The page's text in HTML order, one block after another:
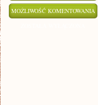
MOŻLIWOŚĆ KOMENTOWANIA